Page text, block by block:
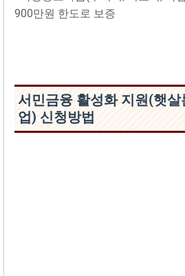
900만원 한도로 보증
서민금융 활성화 지원(햇
업) 신청방법